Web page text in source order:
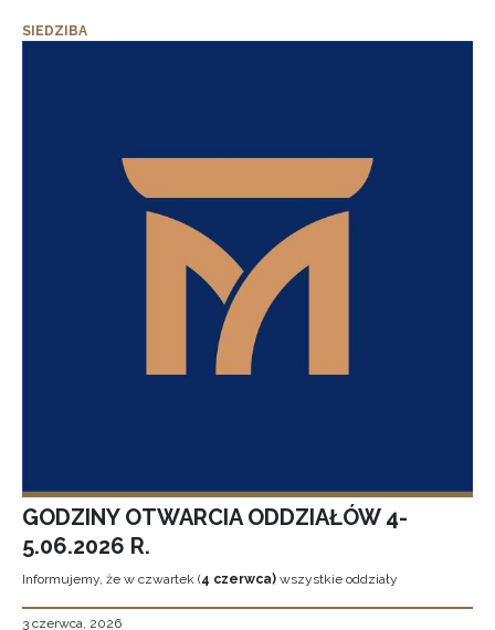
SIEDZIBA
GODZINY OTWARCIA ODDZIAŁÓW 4-
5.06.2026 R.
Informujemy, że w czwartek (4 czerwca) wszystkie oddziały
3 czerwca, 2026